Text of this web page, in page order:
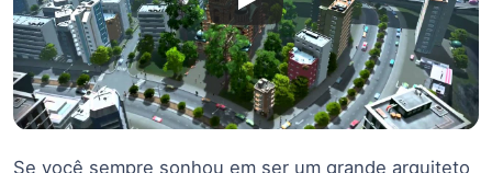
Se você sempre sonhou em ser um grande arquiteto